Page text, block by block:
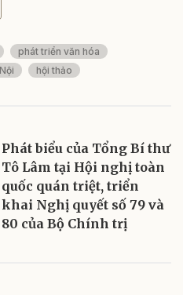
phát triển văn hóa
hội thảo
Phát biểu của Tổng Bí thư
Tô Lâm tại Hội nghị toàn
quốc quán triệt, triển
khai Nghị quyết số 79 và
80 của Bộ Chính trị